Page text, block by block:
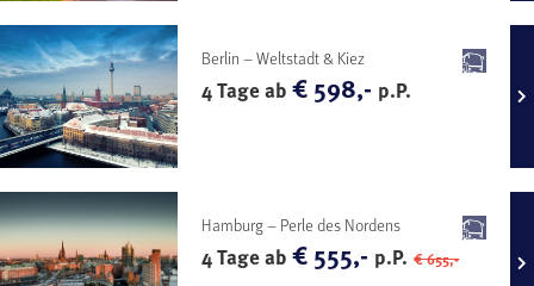
Berlin – Weltstadt & Kiez
4 Tage ab€ 598,- p.P.
Hamburg – Perle des Nordens
4 Tage ab€ 555,- p.P. € 655,-